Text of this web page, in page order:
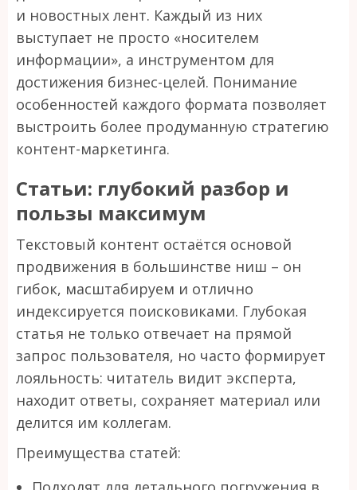
и новостных лент. Каждый из них
выступает не просто «носителем
информации», а инструментом для
достижения бизнес-целей. Понимание
особенностей каждого формата позволяет
выстроить более продуманную стратегию
контент-маркетинга.
Статьи: глубокий разбор и
пользы максимум
Текстовый контент остаётся основой
продвижения в большинстве ниш – он
гибок, масштабируем и отлично
индексируется поисковиками. Глубокая
статья не только отвечает на прямой
запрос пользователя, но часто формирует
лояльность: читатель видит эксперта,
находит ответы, сохраняет материал или
делится им коллегам.
Преимущества статей: